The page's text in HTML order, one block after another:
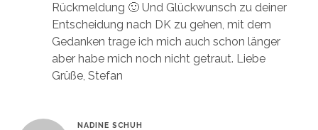
Rückmeldung 🙂 Und Glückwunsch zu deiner
Entscheidung nach DK zu gehen, mit dem
Gedanken trage ich mich auch schon länger
aber habe mich noch nicht getraut. Liebe
Grüße, Stefan
NADINE SCHUH